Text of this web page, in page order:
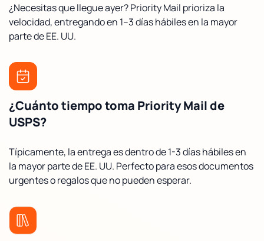
¿Necesitas que llegue ayer? Priority Mail prioriza la
velocidad, entregando en 1–3 días hábiles en la mayor
parte de EE. UU.
¿Cuánto tiempo toma Priority Mail de
USPS?
Típicamente, la entrega es dentro de 1-3 días hábiles en
la mayor parte de EE. UU. Perfecto para esos documentos
urgentes o regalos que no pueden esperar.